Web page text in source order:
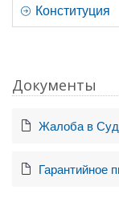
Конституция
Документы
Жалоба в
Гарантийное